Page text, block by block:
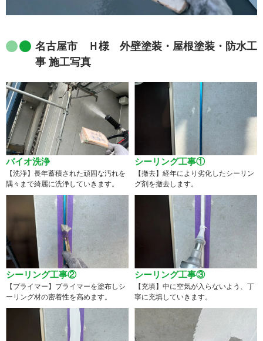
名古屋市 Ｈ様 外壁塗装・屋根塗装・防水工
事 施工写真
バイオ洗浄
【洗浄】長年蓄積された頑固な汚れを
隅々まで綺麗に洗浄していきます。
シーリング工事①
【撤去】経年により劣化したシーリン
グ剤を撤去します。
シーリング工事②
【プライマー】プライマーを塗布しシ
ーリング材の密着性を高めます。
シーリング工事③
【充填】中に空気が入らないよう、丁
寧に充填していきます。